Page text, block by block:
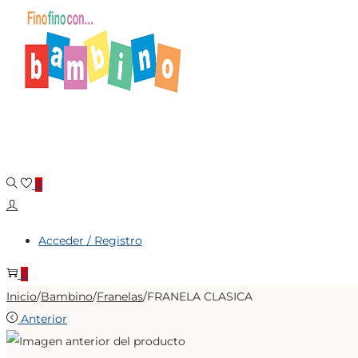
Saltar
navegación
Saltar
contenido
0
Acceder / Registro
0
Inicio/Bambino/Franelas/FRANELA CLASICA
Anterior